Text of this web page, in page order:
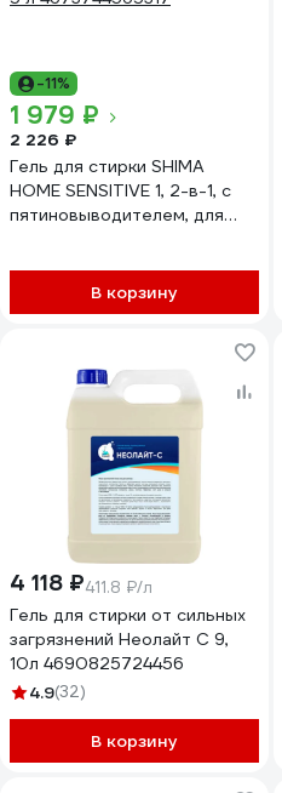
-11%
1 979 ₽
2 226 ₽
Гель для стирки SHIMA
HOME SENSITIVE 1, 2-в-1, с
пятиновыводителем, для
В корзину
4 118 ₽411.8 ₽/л
Гель для стирки от сильных
загрязнений Неолайт С 9,
10л 4690825724456
4.9(32)
В корзину